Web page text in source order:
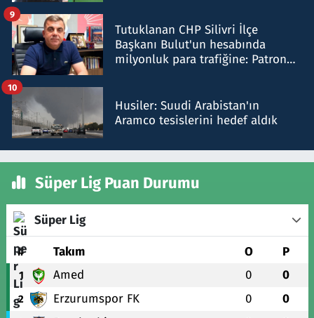
Tutuklanan CHP Silivri İlçe
Başkanı Bulut'un hesabında
milyonluk para trafiğine: Patron
9
Husiler: Suudi Arabistan'ın
Aramco tesislerini hedef aldık
10
Süper Lig Puan Durumu
Süper Lig
# Takım O P
1 Amed 0 0
2 Erzurumspor FK 0 0